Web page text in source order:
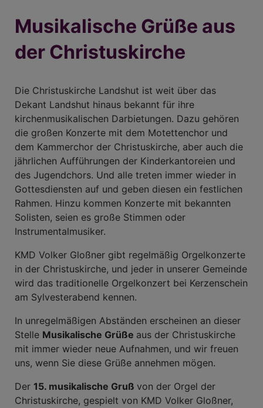
Musikalische Grüße aus
der Christuskirche
Die Christuskirche Landshut ist weit über das
Dekant Landshut hinaus bekannt für ihre
kirchenmusikalischen Darbietungen. Dazu gehören
die großen Konzerte mit dem Motettenchor und
dem Kammerchor der Christuskirche, aber auch die
jährlichen Aufführungen der Kinderkantoreien und
des Jugendchors. Und alle treten immer wieder in
Gottesdiensten auf und geben diesen ein festlichen
Rahmen. Hinzu kommen Konzerte mit bekannten
Solisten, seien es große Stimmen oder
Instrumentalmusiker.
KMD Volker Gloßner gibt regelmäßig Orgelkonzerte
in der Christuskirche, und jeder in unserer Gemeinde
wird das traditionelle Orgelkonzert bei Kerzenschein
am Sylvesterabend kennen.
In unregelmäßigen Abständen erscheinen an dieser
Stelle Musikalische Grüße aus der Christuskirche
mit immer wieder neue Aufnahmen, und wir freuen
uns, wenn Sie diese Grüße annehmen mögen.
Der 15. musikalische Gruß von der Orgel der
Christuskirche, gespielt von KMD Volker Gloßner,